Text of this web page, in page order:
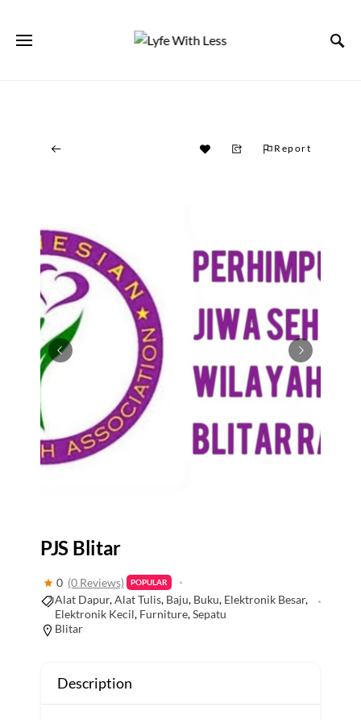
Report
PJS Blitar
0 (0 Reviews) POPULAR
Alat Dapur,Alat Tulis, Baju, Buku, Elektronik Besar,
Elektronik Kecil, Furniture,Sepatu
Blitar
Description